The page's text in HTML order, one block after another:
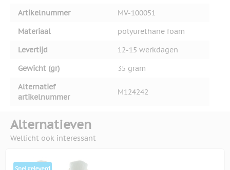
Artikelnummer
MV-100051
Materiaal
polyurethane foam
Levertijd
12-15 werkdagen
Gewicht (gr)
35 gram
Alternatief
artikelnummer
M124242
Alternatieven
Wellicht ook interessant